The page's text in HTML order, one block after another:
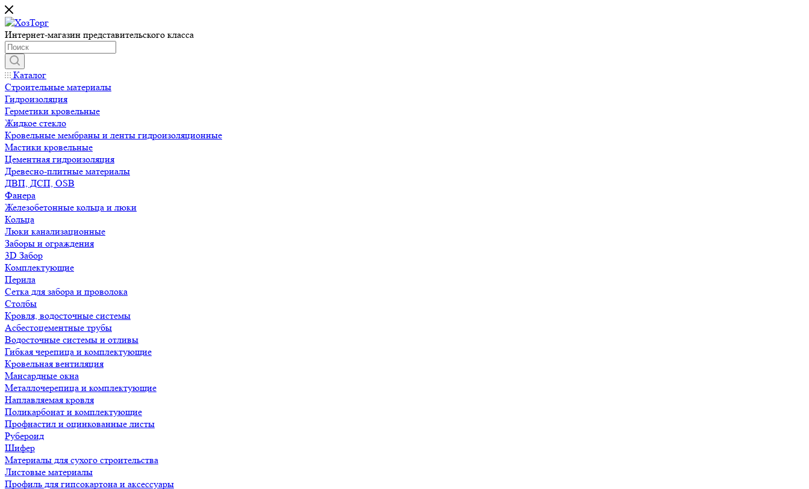
Интернет-магазин представительского класса
Каталог
Строительные материалы
Гидроизоляция
Герметики кровельные
Жидкое стекло
Кровельные мембраны и ленты гидроизоляционные
Мастики кровельные
Цементная гидроизоляция
Древесно-плитные материалы
ДВП, ДСП, OSB
Фанера
Железобетонные кольца и люки
Кольца
Люки канализационные
Заборы и ограждения
3D Забор
Комплектующие
Перила
Сетка для забора и проволока
Столбы
Кровля, водосточные системы
Асбестоцементные трубы
Водосточные системы и отливы
Гибкая черепица и комплектующие
Кровельная вентиляция
Мансардные окна
Металлочерепица и комплектующие
Наплавляемая кровля
Поликарбонат и комплектующие
Профнастил и оцинкованные листы
Рубероид
Шифер
Материалы для сухого строительства
Листовые материалы
Профиль для гипсокартона и аксессуары